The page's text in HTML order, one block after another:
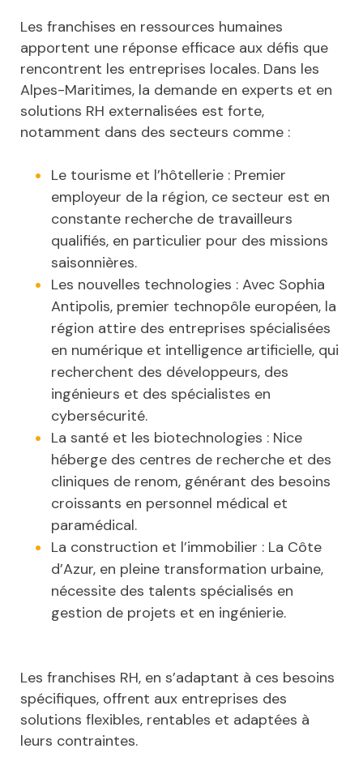
Les franchises en ressources humaines
apportent une réponse efficace aux défis que
rencontrent les entreprises locales. Dans les
Alpes-Maritimes, la demande en experts et en
solutions RH externalisées est forte,
notamment dans des secteurs comme :
Le tourisme et l’hôtellerie : Premier
employeur de la région, ce secteur est en
constante recherche de travailleurs
qualifiés, en particulier pour des missions
saisonnières.
Les nouvelles technologies : Avec Sophia
Antipolis, premier technopôle européen, la
région attire des entreprises spécialisées
en numérique et intelligence artificielle, qui
recherchent des développeurs, des
ingénieurs et des spécialistes en
cybersécurité.
La santé et les biotechnologies : Nice
héberge des centres de recherche et des
cliniques de renom, générant des besoins
croissants en personnel médical et
paramédical.
La construction et l’immobilier : La Côte
d’Azur, en pleine transformation urbaine,
nécessite des talents spécialisés en
gestion de projets et en ingénierie.
Les franchises RH, en s’adaptant à ces besoins
spécifiques, offrent aux entreprises des
solutions flexibles, rentables et adaptées à
leurs contraintes.